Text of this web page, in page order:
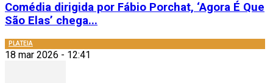
Comédia dirigida por Fábio Porchat, ‘Agora É Que
São Elas’ chega...
PLATEIA
18 mar 2026 - 12:41